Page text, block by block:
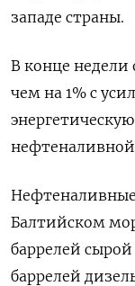
западе страны.
В конце недели
чем на 1% с
Балтийском
баррелей
баррелей